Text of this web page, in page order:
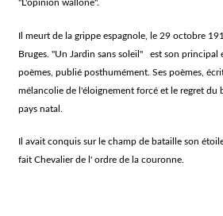
"L'opinion wallone".
Il meurt de la grippe espagnole, le 29 octobre
Bruges. "Un Jardin sans soleil" est son principal
poèmes, publié posthumément. Ses poèmes,
mélancolie de l'éloignement forcé et le regret du
pays natal.
Il avait conquis sur le champ de bataille son
fait Chevalier de l' ordre de la couronne.